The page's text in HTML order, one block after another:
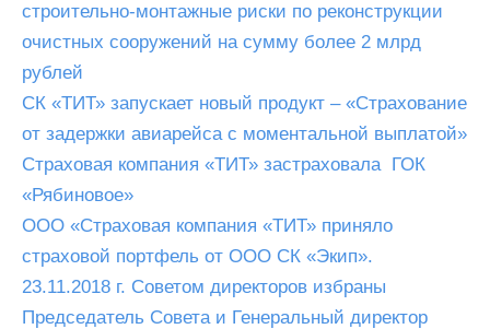
строительно-монтажные риски по реконструкции
очистных сооружений на сумму более 2 млрд
рублей
СК «ТИТ» запускает новый продукт – «Страхование
от задержки авиарейса с моментальной выплатой»
Страховая компания «ТИТ» застраховала ГОК
«Рябиновое»
ООО «Страховая компания «ТИТ» приняло
страховой портфель от ООО СК «Экип».
23.11.2018 г. Советом директоров избраны
Председатель Совета и Генеральный директор